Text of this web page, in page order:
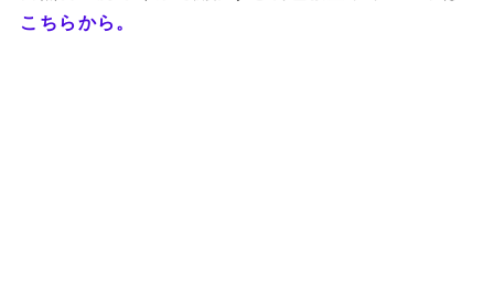
こちらから。